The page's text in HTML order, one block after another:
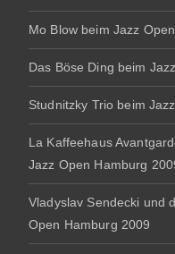
Mo Blow beim Jazz
Das Böse Ding beim
Studnitzky Trio beim
La Kaffeehaus
Jazz Open Hamburg
Vladyslav Sendecki und
Open Hamburg 2009